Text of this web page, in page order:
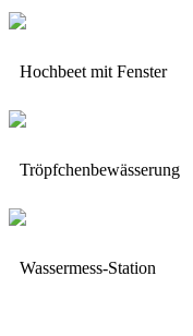
Hochbeet mit Fenster
Tröpfchenbewässerung
Wassermess-Station